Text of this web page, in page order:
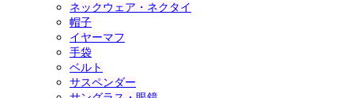
ネックウェア・ネクタイ
帽子
イヤーマフ
手袋
ベルト
サスペンダー